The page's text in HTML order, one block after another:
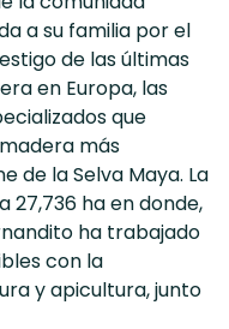
a su familia por el
de las últimas
en Europa, las
que
más
de la Selva Maya. La
27,736 ha en donde,
ha trabajado
con la
y apicultura, junto